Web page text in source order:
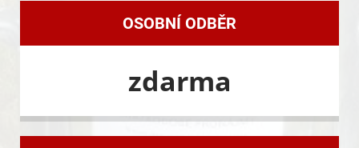
OSOBNÍ ODBĚR
zdarma